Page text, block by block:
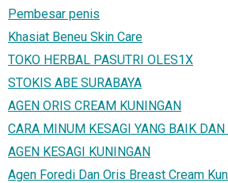
Pembesar penis
Khasiat Beneu Skin Care
TOKO HERBAL PASUTRI OLES1X
STOKIS ABE SURABAYA
AGEN ORIS CREAM KUNINGAN
CARA MINUM KESAGI YANG BAIK DAN
AGEN KESAGI KUNINGAN
Agen Foredi Dan Oris Breast Cream